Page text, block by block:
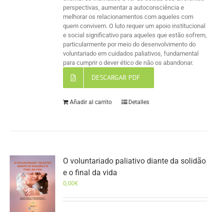
perspectivas, aumentar a autoconsciência e
melhorar os relacionamentos com aqueles com
quem convivem. O luto requer um apoio institucional
e social significativo para aqueles que estão sofrem,
particularmente por meio do desenvolvimento do
voluntariado em cuidados paliativos, fundamental
para cumprir o dever ético de não os abandonar.
DESCARGAR PDF
Añadir al carrito Detalles
O voluntariado paliativo diante da solidão
e o final da vida
0,00€